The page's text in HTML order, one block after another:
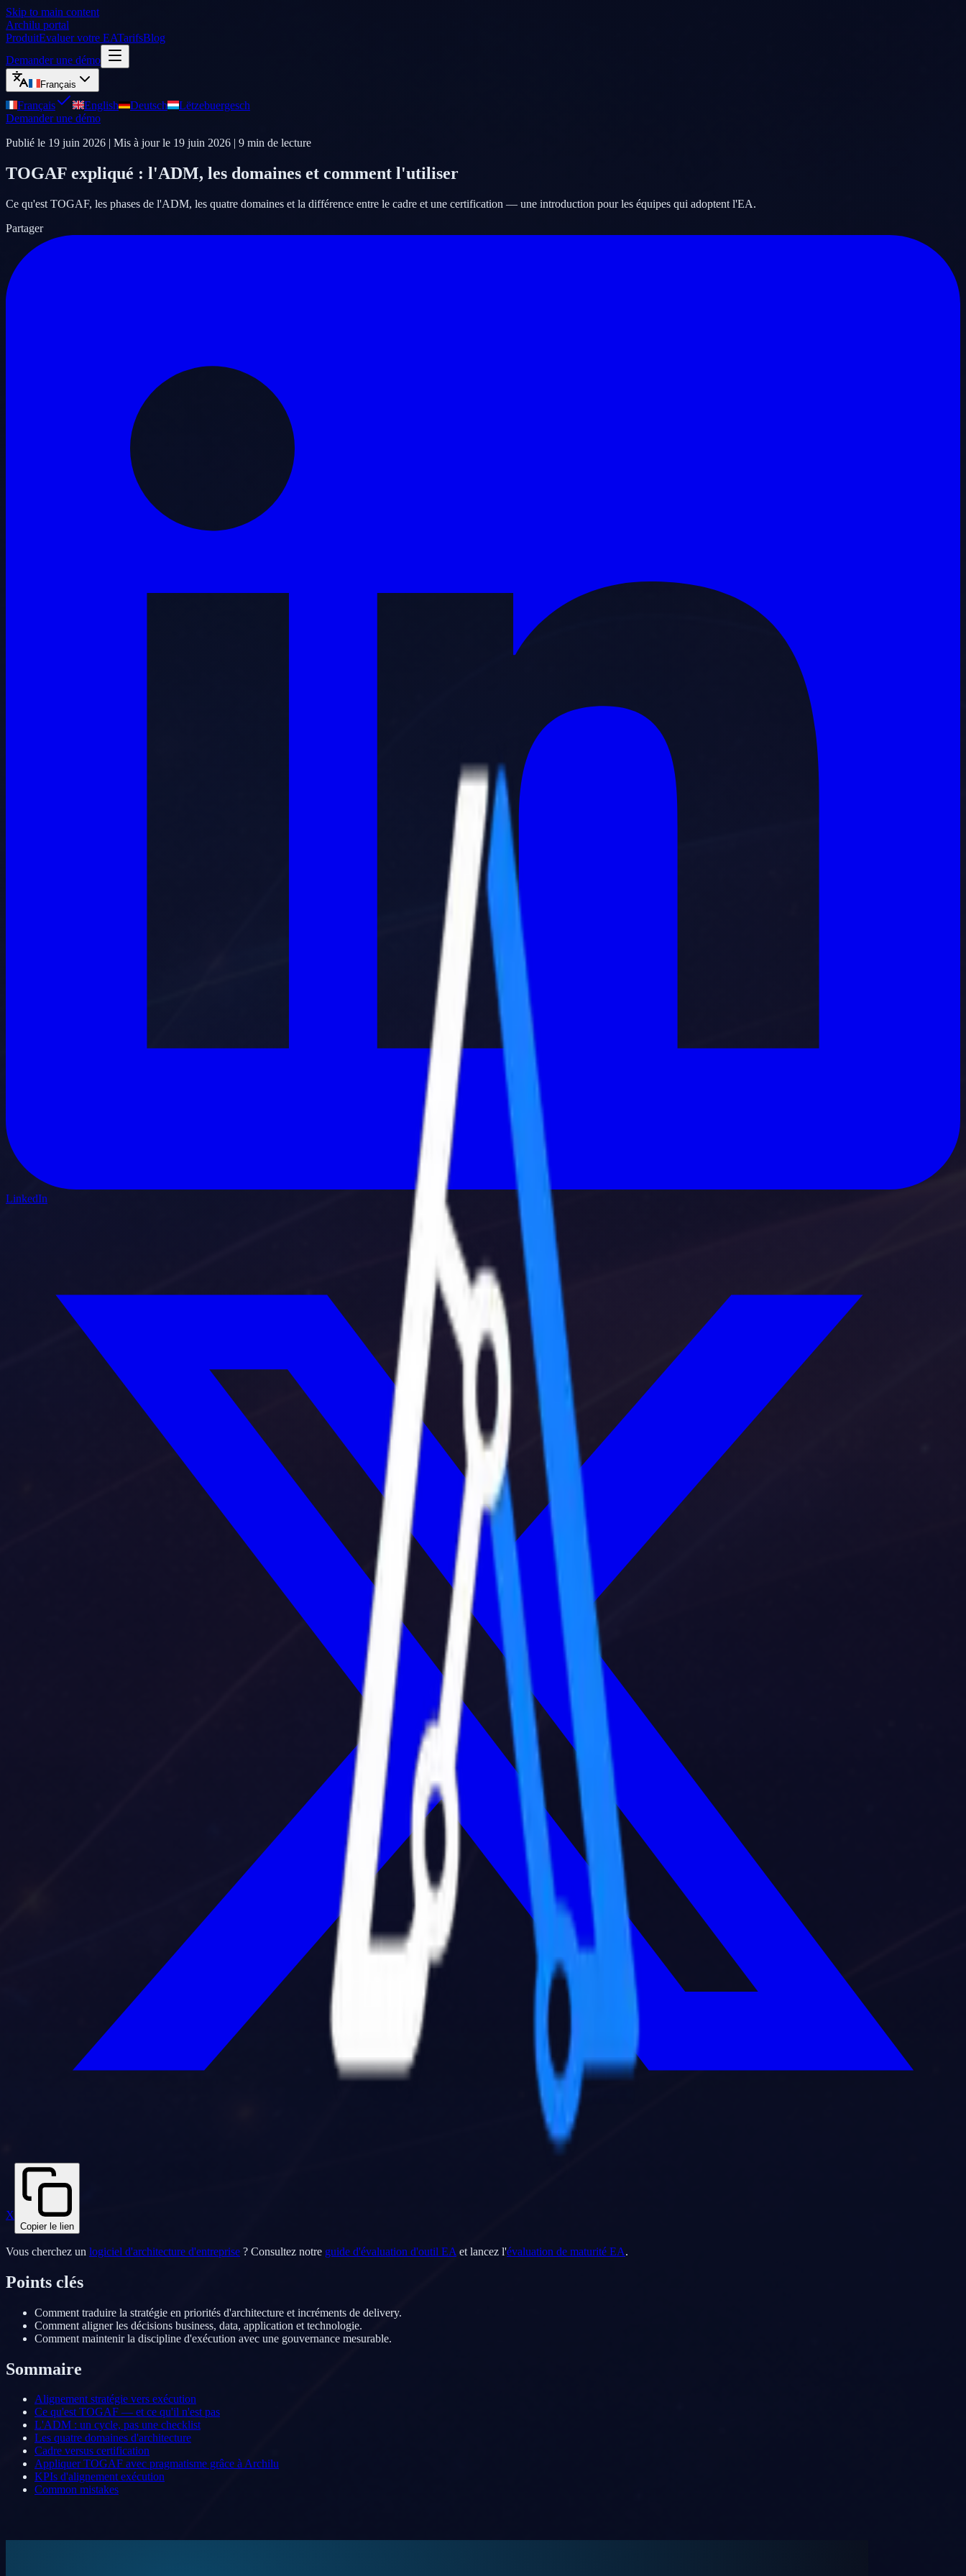
Skip to main content
Archilu portal
ProduitEvaluer votre EATarifsBlog
Demander une démo
Français
Français English Deutsch
Lëtzebuergesch
Demander une démo
Publié le 19 juin 2026 | Mis à jour le 19 juin 2026 | 9 min de lecture
TOGAF expliqué : l'ADM, les domaines et comment l'utiliser
Ce qu'est TOGAF, les phases de l'ADM, les quatre domaines et la différence entre le cadre et une certification — une introduction pour les équipes qui adoptent l'EA.
Partager
LinkedIn
X
Copier le lien
Vous cherchez un logiciel d'architecture d'entreprise ? Consultez notre guide d'évaluation d'outil EA et lancez l'évaluation de maturité EA.
Points clés
Comment traduire la stratégie en priorités d'architecture et incréments de delivery.
Comment aligner les décisions business, data, application et technologie.
Comment maintenir la discipline d'exécution avec une gouvernance mesurable.
Sommaire
Alignement stratégie vers exécution
Ce qu'est TOGAF — et ce qu'il n'est pas
L'ADM : un cycle, pas une checklist
Les quatre domaines d'architecture
Cadre versus certification
Appliquer TOGAF avec pragmatisme grâce à Archilu
KPIs d'alignement exécution
Common mistakes